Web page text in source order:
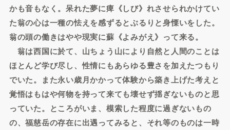
かも音もなく。呆れた夢に痺《しび》れさせられかけてい
た翁の心は一種の怯えを感ずるとぶるりと身慄いをした。
翁の頭の働きはやや現実に蘇《よみがえ》って来る。
翁は西国に於て、山ちょう山により自然と人間のことは
ほとんど学び尽し、性情にもあらゆる豊さを加えたつもり
でいた。また永い歳月かかって体験から築き上げた考えと
覚悟はもはや何物を持って来ても壊せず揺ぎないものと思
っていた。ところがいま、模索した程度に過ぎないもの
の、福慈岳の存在に出遇ってみると、それ等のものは一時